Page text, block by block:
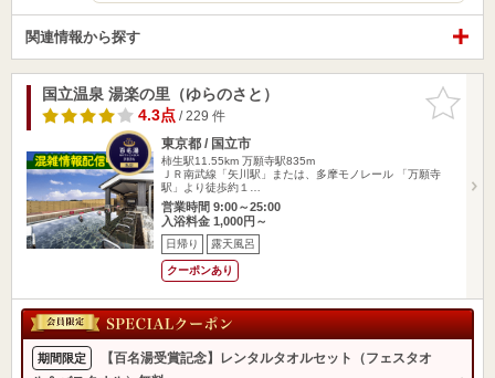
関連情報から探す
お気に入
りに追加
国立温泉 湯楽の里（ゆらのさと）
4.3点/ 229 件
東京都 / 国立市
柿生駅11.55km 万願寺駅835m
ＪＲ南武線「矢川駅」または、多摩モノレール 「万願寺
駅」より徒歩約１…
営業時間 9:00～25:00
入浴料金 1,000円～
日帰り 露天風呂
クーポンあり
期間限定
【百名湯受賞記念】レンタルタオルセット（フェスタオ